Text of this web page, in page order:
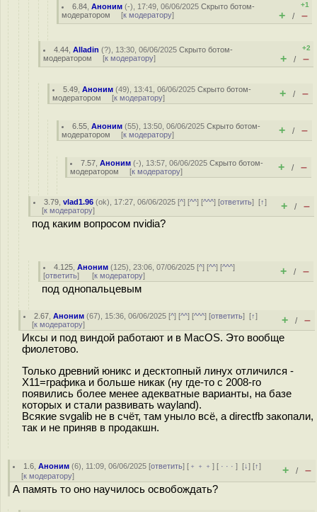
6.84 ,Аноним (-), 17:49, 06/06/2025Скрыто ботом-
модератором [к модератору]
+1
+ / –
4.44 ,Alladin (?), 13:30, 06/06/2025Скрыто ботом-
модератором [к модератору]
+2
+ / –
5.49 ,Аноним (49), 13:41, 06/06/2025Скрыто ботом-
модератором [к модератору] + / –
6.55 ,Аноним (55), 13:50, 06/06/2025Скрыто ботом-
модератором [к модератору] + / –
7.57 ,Аноним (-), 13:57, 06/06/2025Скрыто ботом-
модератором [к модератору] + / –
3.79 ,vlad1.96 (ok), 17:27, 06/06/2025 [^] [^^] [^^^] [ответить][↑]
[к модератору] + / –
под каким вопросом nvidia?
4.125 ,Аноним (125), 23:06, 07/06/2025 [^] [^^] [^^^]
[ответить] [к модератору] + / –
под однопальцевым
2.67 ,Аноним (67), 15:36, 06/06/2025 [^] [^^] [^^^] [ответить][↑]
[к модератору] + / –
Иксы и под виндой работают и в MacOS. Это вообще
фиолетово.
Только древний юникс и десктопный линух отличился -
X11=графика и больше никак (ну где-то с 2008-го
появились более менее адекватные варианты, на базе
которых и стали развивать wayland).
Всякие svgalib не в счёт, там уныло всё, а directfb закопали,
так и не приняв в продакшн.
1.6 ,Аноним (6), 11:09, 06/06/2025 [ответить] [ ﹢﹢﹢] [ · · ·][↓] [↑]
[к модератору] + / –
А память то оно научилось освобождать?